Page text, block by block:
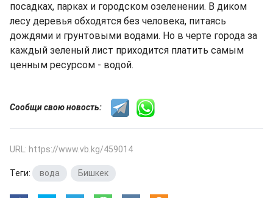
посадках, парках и городском озеленении. В диком
лесу деревья обходятся без человека, питаясь
дождями и грунтовыми водами. Но в черте города за
каждый зеленый лист приходится платить самым
ценным ресурсом - водой.
Сообщи свою новость:
URL: https://www.vb.kg/459014
Теги: вода Бишкек